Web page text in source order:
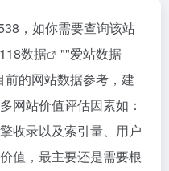
，如你需要查询该站
数据 ""爱站数据
前的网站数据参考，建
网站价值评估因素如：
收录以及索引量、用户
值，最主要还是需要根